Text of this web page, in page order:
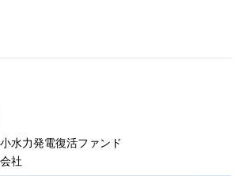
水力発電復活ファンド
社